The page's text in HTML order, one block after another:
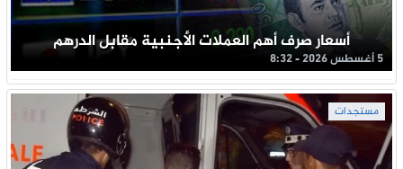
أسعار صرف أهم العملات الأجنبية مقابل الدرهم
5 أغسطس 2026 - 8:32
مستجدات